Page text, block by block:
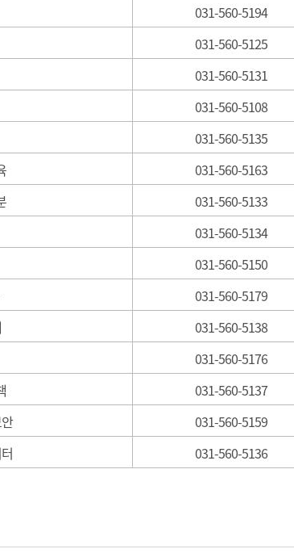
031-560-5194
031-560-5125
031-560-5131
031-560-5108
031-560-5135
031-560-5163
031-560-5133
031-560-5134
031-560-5150
031-560-5179
031-560-5138
031-560-5176
031-560-5137
031-560-5159
031-560-5136